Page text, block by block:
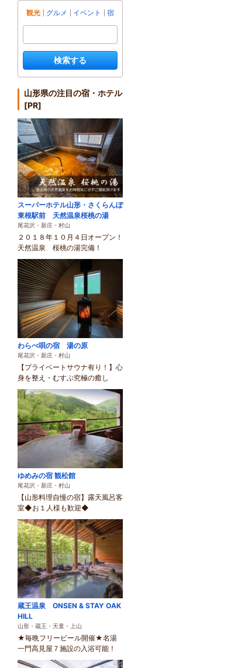
観光 グルメ イベント 宿
検索する
山形県の注目の宿・ホテル
[PR]
スーパーホテル山形・さくらんぼ
東根駅前 天然温泉桜桃の湯
尾花沢・新庄・村山
２０１８年１０月４日オープン！
天然温泉 桜桃の湯完備！
わらべ唄の宿 湯の原
尾花沢・新庄・村山
【プライベートサウナ有り！】心
身を整え・むすぶ究極の癒し
ゆめみの宿 観松館
尾花沢・新庄・村山
【山形料理自慢の宿】露天風呂客
室◆お１人様も歓迎◆
蔵王温泉 ONSEN & STAY OAK
HILL
山形・蔵王・天童・上山
★毎晩フリービール開催★名湯
一門高見屋７施設の入浴可能！